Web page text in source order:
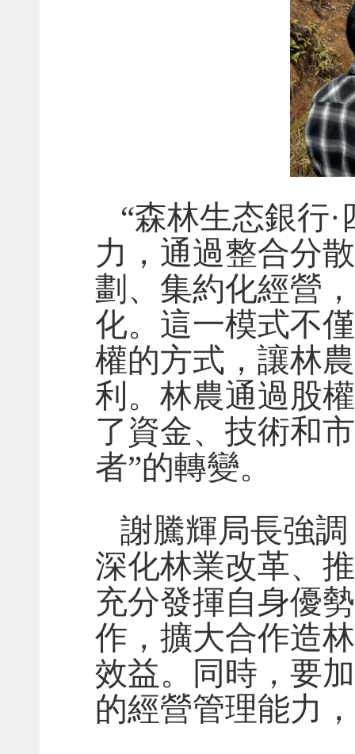
“森林生态銀行
力，通過整合分
劃、集約化經營
化。這一模式不
權的方式，讓林
利。林農通過股
了資金、技術和
者”的轉變。
謝騰輝局長強
深化林業改革、
充分發揮自身優
作，擴大合作造
效益。同時，要
的經營管理能力